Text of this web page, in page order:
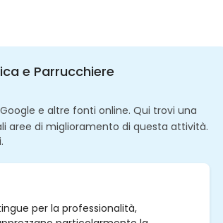
e Parrucchiere
e altre fonti online. Qui trovi una
aree di miglioramento di questa attività.
per la professionalità,